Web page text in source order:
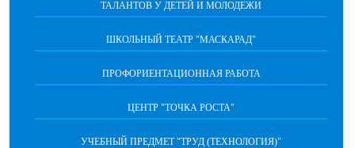
ТАЛАНТОВ У ДЕТЕЙ И МОЛОДЕЖИ
ШКОЛЬНЫЙ ТЕАТР "МАСКАРАД"
ПРОФОРИЕНТАЦИОННАЯ РАБОТА
ЦЕНТР "ТОЧКА РОСТА"
УЧЕБНЫЙ ПРЕДМЕТ "ТРУД (ТЕХНОЛОГИЯ)"